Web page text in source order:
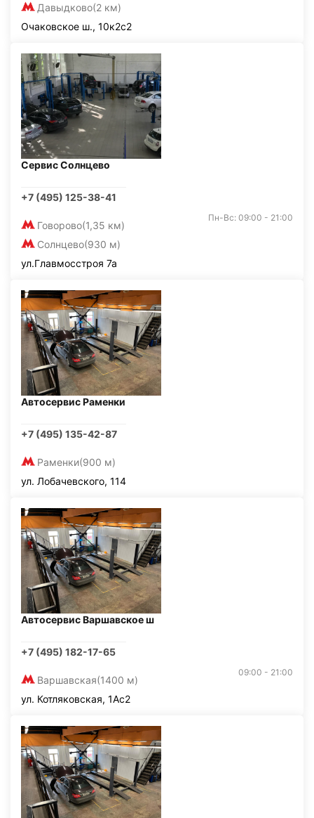
Давыдково(2 км)
Очаковское ш., 10к2с2
Сервис Солнцево
+7 (495) 125-38-41
Говорово(1,35 км)
Солнцево(930 м)
Пн-Вс: 09:00 - 21:00
ул.Главмосстроя 7а
Автосервис Раменки
+7 (495) 135-42-87
Раменки(900 м)
ул. Лобачевского, 114
Автосервис Варшавское ш
+7 (495) 182-17-65
Варшавская(1400 м)
09:00 - 21:00
ул. Котляковская, 1Ас2